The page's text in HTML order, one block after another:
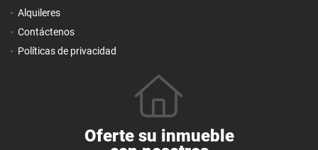
Alquileres
Contáctenos
Políticas de privacidad
Oferte su inmueble